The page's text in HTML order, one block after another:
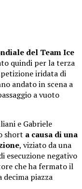
del Team Ice
quindi per la terza
iridata di
andato in scena a
a vuoto
e Gabriele
short a causa di una
, viziato da una
esecuzione negativo
che ha fermato il
piazza